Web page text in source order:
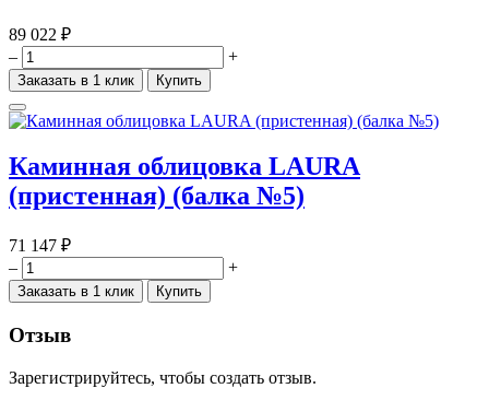
89 022 ₽
–
+
Заказать в 1 клик Купить
Каминная облицовка LAURA
(пристенная) (балка №5)
71 147 ₽
–
+
Заказать в 1 клик Купить
Отзыв
Зарегистрируйтесь, чтобы создать отзыв.